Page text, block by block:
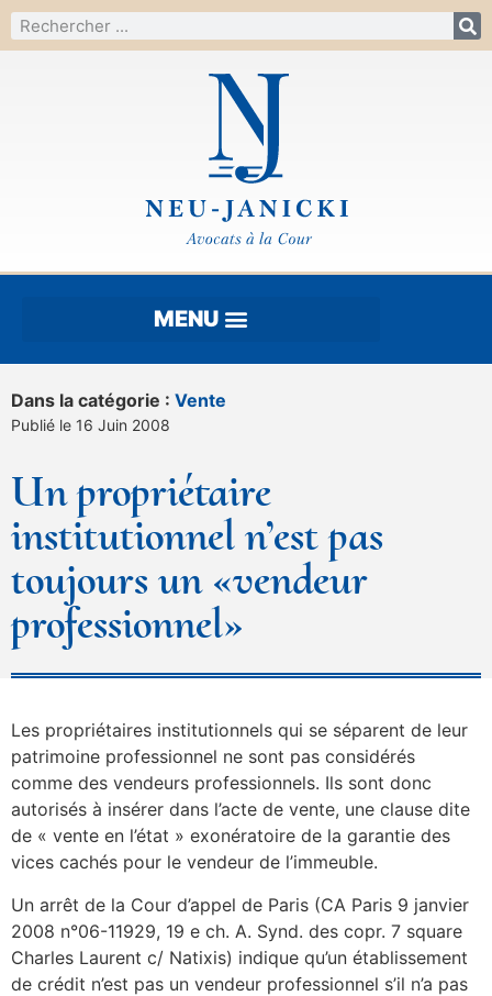
Dans la catégorie : Vente
Publié le 16 Juin 2008
Un propriétaire
institutionnel n’est pas
toujours un «vendeur
professionnel»
Les propriétaires institutionnels qui se séparent de leur
patrimoine professionnel ne sont pas considérés
comme des vendeurs professionnels. Ils sont donc
autorisés à insérer dans l’acte de vente, une clause dite
de « vente en l’état » exonératoire de la garantie des
vices cachés pour le vendeur de l’immeuble.
Un arrêt de la Cour d’appel de Paris (CA Paris 9 janvier
2008 n°06-11929, 19 e ch. A. Synd. des copr. 7 square
Charles Laurent c/ Natixis) indique qu’un établissement
de crédit n’est pas un vendeur professionnel s’il n’a pas